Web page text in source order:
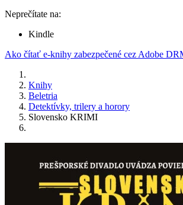
Neprečítate na:
Kindle
Ako čítať e-knihy zabezpečené cez Adobe
Knihy
Beletria
Detektívky, trilery a horory
Slovensko KRIMI